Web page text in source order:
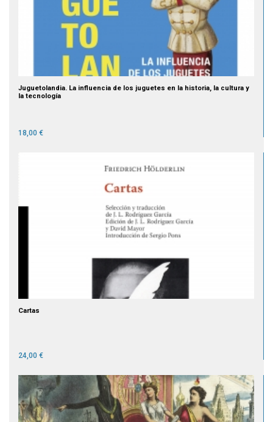
Juguetolandia. La influencia de los juguetes en la historia, la cultura y
la tecnología
18,00 €
Cartas
24,00 €